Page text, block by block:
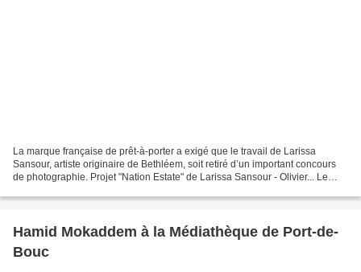
La marque française de prêt-à-porter a exigé que le travail de Larissa
Sansour, artiste originaire de Bethléem, soit retiré d’un important concours
de photographie. Projet "Nation Estate" de Larissa Sansour - Olivier... Le
Hamid Mokaddem à la Médiathèque de Port-de-
Bouc